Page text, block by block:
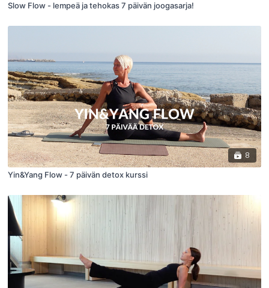
Slow Flow - lempeä ja tehokas 7 päivän joogasarja!
8
Yin&Yang Flow - 7 päivän detox kurssi